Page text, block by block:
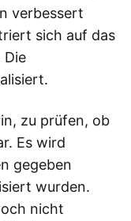
verbessert
sich auf das
Die
zu prüfen, ob
Es wird
gegeben
wurden.
nicht